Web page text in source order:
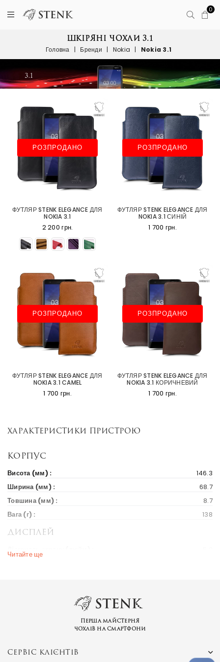
0
ШКІРЯНІ ЧОХЛИ 3.1
Головна | Бренди | Nokia | Nokia 3.1
РОЗПРОДАНО
ФУТЛЯР STENK ELEGANCE ДЛЯ
NOKIA 3.1
2 200 грн.
РОЗПРОДАНО
ФУТЛЯР STENK ELEGANCE ДЛЯ
NOKIA 3.1 СИНІЙ
1 700 грн.
РОЗПРОДАНО
ФУТЛЯР STENK ELEGANCE ДЛЯ
NOKIA 3.1 CAMEL
1 700 грн.
РОЗПРОДАНО
ФУТЛЯР STENK ELEGANCE ДЛЯ
NOKIA 3.1 КОРИЧНЕВИЙ
1 700 грн.
Характеристики пристрою
Корпус
Висота (мм) :
146.3
Ширина (мм) :
68.7
Товшина (мм) :
8.7
Вага (г) :
138
Дисплей
Діагональ екрану (дюйм) :
Ціна на старті продажів :
Читайте ще
Перша майстерня
чохлів на смартфони
СЕРВІС КЛІЄНТІВ